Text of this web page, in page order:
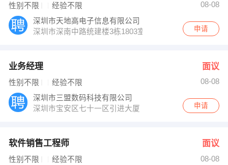
性别不限 经验不限
08-08
深圳市天地高电子信息有限公司
深圳市深南中路统建楼3栋1803室
申请
业务经理 面议
性别不限 经验不限
08-08
深圳市三盟数码科技有限公司
深圳市宝安区七十一区引进大厦
申请
软件销售工程师 面议
性别不限 经验不限
08-08